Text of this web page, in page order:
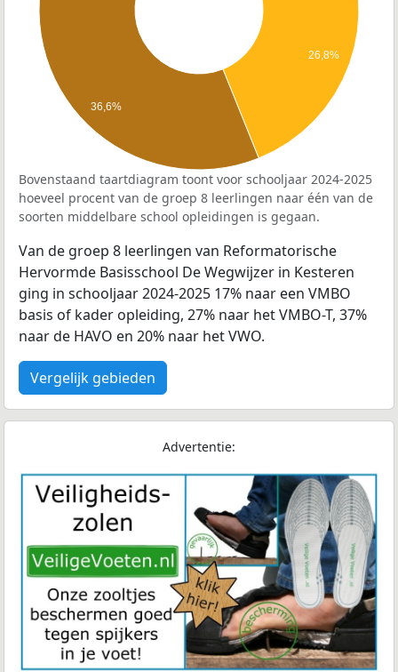
26,8%
36,6%
Bovenstaand taartdiagram toont voor schooljaar 2024-2025
hoeveel procent van de groep 8 leerlingen naar één van de
soorten middelbare school opleidingen is gegaan.
Van de groep 8 leerlingen van Reformatorische
Hervormde Basisschool De Wegwijzer in Kesteren
ging in schooljaar 2024-2025 17% naar een VMBO
basis of kader opleiding, 27% naar het VMBO-T, 37%
naar de HAVO en 20% naar het VWO.
Vergelijk gebieden
Advertentie: